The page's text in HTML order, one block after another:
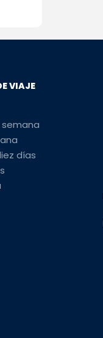
VIAJE
semana
días